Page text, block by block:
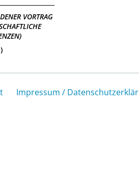
VORTRAG
Impressum /